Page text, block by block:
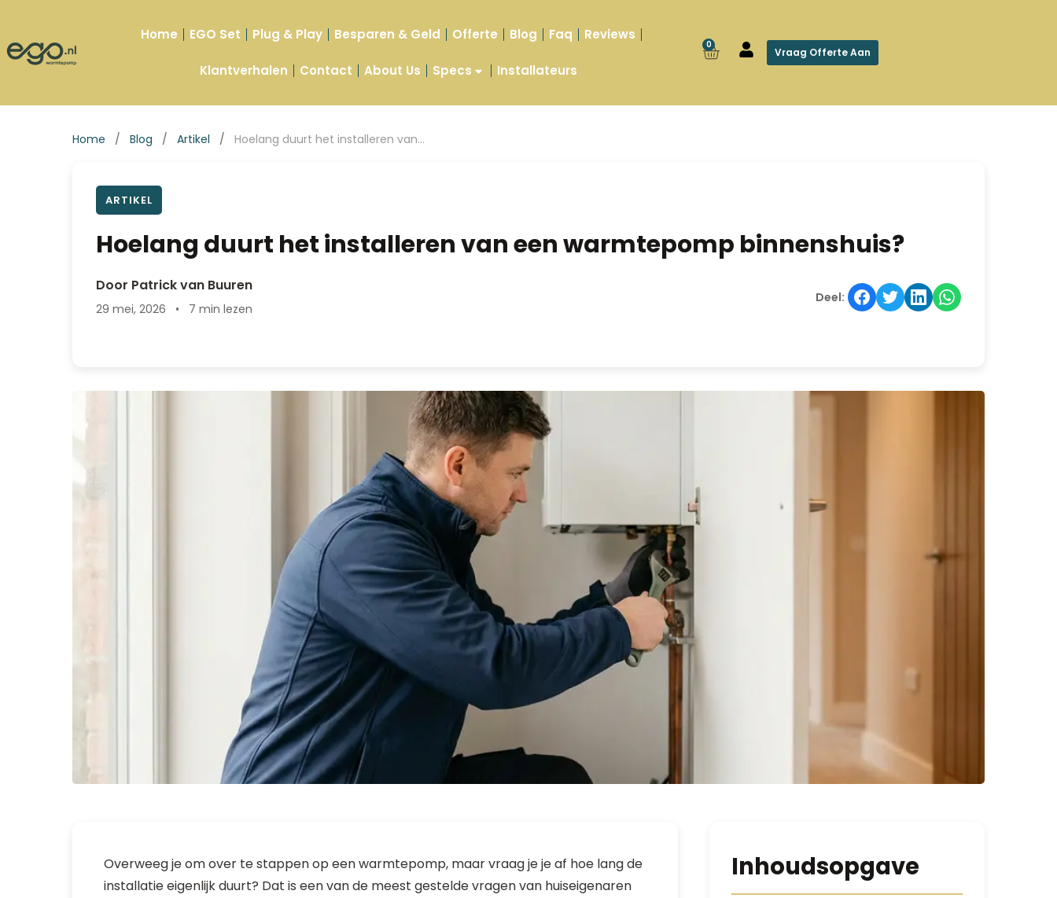
Home EGO Set Plug & Play Besparen & Geld Offerte Blog Faq Reviews
Klantverhalen Contact About Us Specs Installateurs
0
Vraag Offerte Aan
Home / Blog / Artikel / Hoelang duurt het installeren van…
ARTIKEL
Hoelang duurt het installeren van een warmtepomp binnenshuis?
Door Patrick van Buuren
29 mei, 2026 • 7 min lezen
Deel:
Overweeg je om over te stappen op een warmtepomp, maar vraag je je af hoe lang de
installatie eigenlijk duurt? Dat is een van de meest gestelde vragen van huiseigenaren
Inhoudsopgave